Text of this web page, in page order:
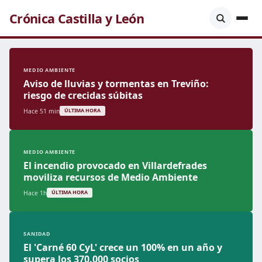
Crónica Castilla y León
MEDIO AMBIENTE
Aviso de lluvias y tormentas en Treviño:
riesgo de crecidas súbitas
Hace 51 min ÚLTIMA HORA
MEDIO AMBIENTE
El incendio provocado en Villardefrades
moviliza recursos de Medio Ambiente
Hace 1h ÚLTIMA HORA
SANIDAD
El 'Carné 60 CyL' crece un 100% en un año y
supera los 370.000 socios